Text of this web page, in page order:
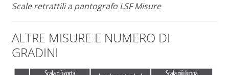
Scale retrattili a pantografo LSF Misure
ALTRE MISURE E NUMERO DI
GRADINI